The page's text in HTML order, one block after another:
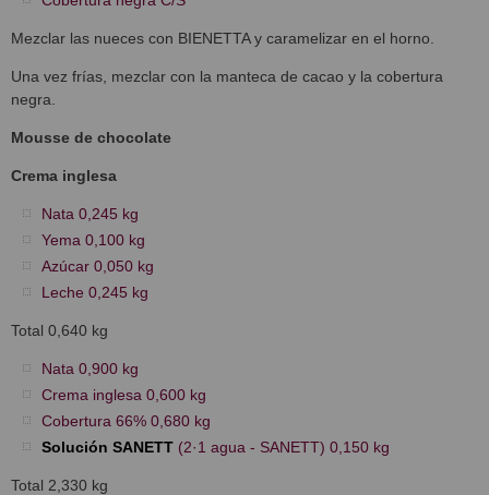
Mezclar las nueces con BIENETTA y caramelizar en el horno.
Una vez frías, mezclar con la manteca de cacao y la cobertura
negra.
Mousse de chocolate
Crema inglesa
Nata 0,245 kg
Yema 0,100 kg
Azúcar 0,050 kg
Leche 0,245 kg
Total 0,640 kg
Nata 0,900 kg
Crema inglesa 0,600 kg
Cobertura 66% 0,680 kg
Solución SANETT (2·1 agua - SANETT) 0,150 kg
Total 2,330 kg